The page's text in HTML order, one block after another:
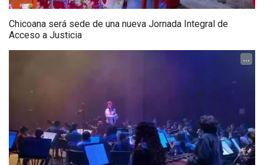
Chicoana será sede de una nueva Jornada Integral de
Acceso a Justicia
...